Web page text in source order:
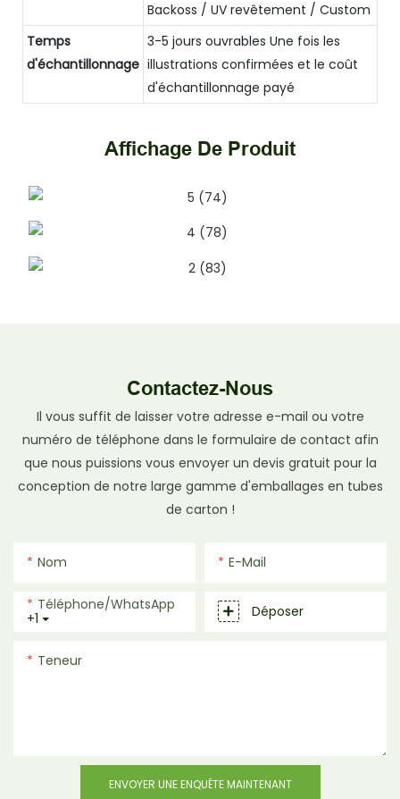
Backoss / UV revêtement / Custom
Temps
d'échantillonnage
3-5 jours ouvrables Une fois les
illustrations confirmées et le coût
d'échantillonnage payé
Affichage De Produit
Contactez-Nous
Il vous suffit de laisser votre adresse e-mail ou votre
numéro de téléphone dans le formulaire de contact afin
que nous puissions vous envoyer un devis gratuit pour la
conception de notre large gamme d'emballages en tubes
de carton !
Nom E-Mail
+1
Téléphone/WhatsApp Déposer
Teneur
ENVOYER UNE ENQUÊTE MAINTENANT